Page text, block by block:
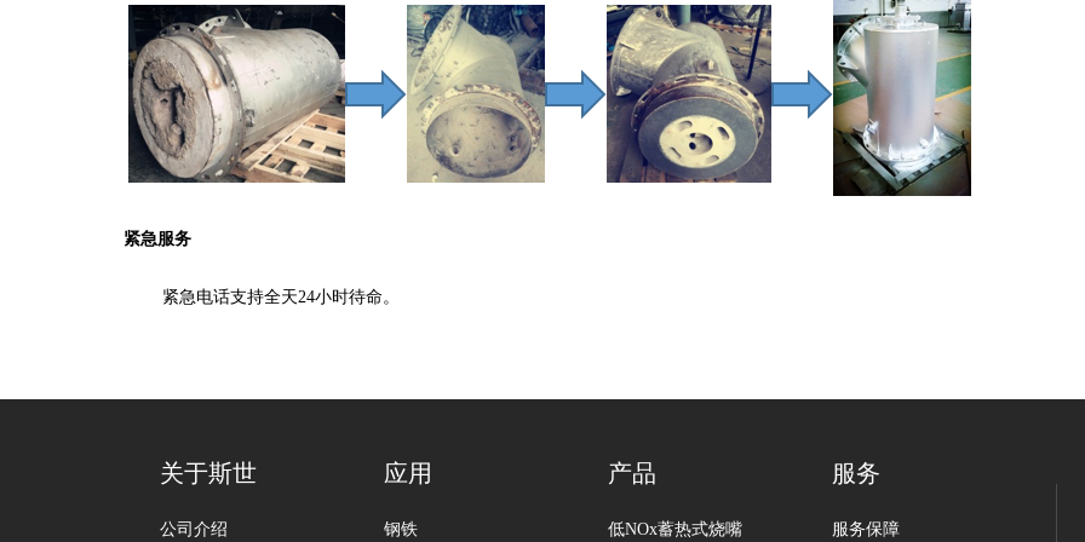
紧急服务
紧急电话支持全天24小时待命。
关于斯世
公司介绍
应用
钢铁
产品
低NOx蓄热式烧嘴
服务
服务保障